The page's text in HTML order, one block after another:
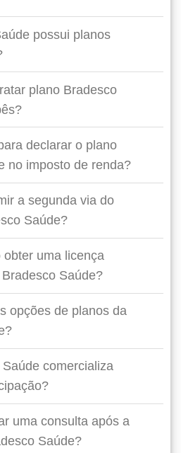
possui planos
plano Bradesco
declarar o plano
no imposto de renda?
a segunda via do
Saúde?
obter uma licença
Saúde?
opções de planos da
comercializa
uma consulta após a
Saúde?